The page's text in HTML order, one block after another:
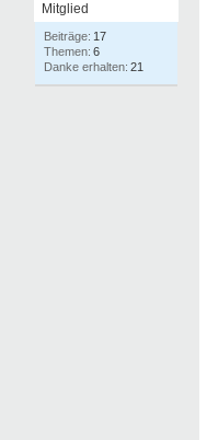
Mitglied
17
6
21